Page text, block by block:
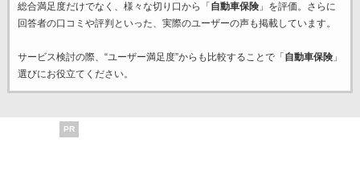
総合満足度だけでなく、様々な切り口から「 自動車保険」を評価。さらに
回答者の口コミや評判といった、実際のユーザーの声も掲載しています。
サービス検討の際、“ユーザー満足度”からも比較することで「 自動車保険」
選びにお役立てください。
PR